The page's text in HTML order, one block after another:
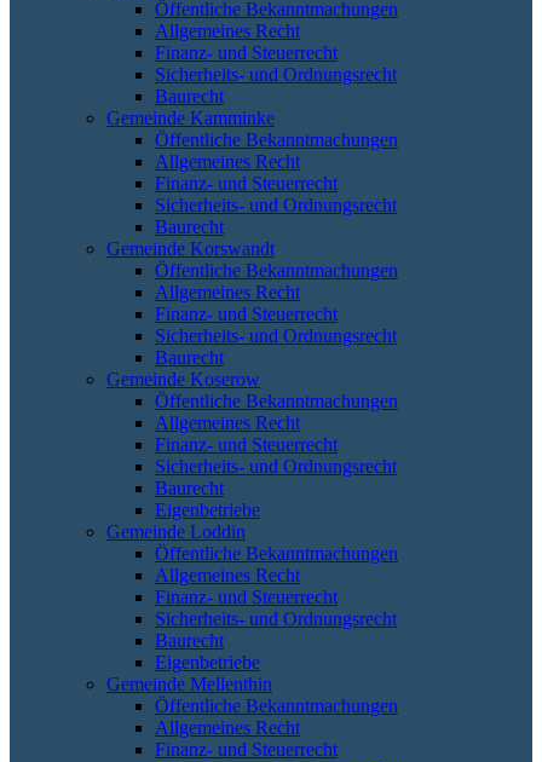
Öffentliche Bekanntmachungen
Allgemeines Recht
Finanz- und Steuerrecht
Sicherheits- und Ordnungsrecht
Baurecht
Gemeinde Kamminke
Öffentliche Bekanntmachungen
Allgemeines Recht
Finanz- und Steuerrecht
Sicherheits- und Ordnungsrecht
Baurecht
Gemeinde Korswandt
Öffentliche Bekanntmachungen
Allgemeines Recht
Finanz- und Steuerrecht
Sicherheits- und Ordnungsrecht
Baurecht
Gemeinde Koserow
Öffentliche Bekanntmachungen
Allgemeines Recht
Finanz- und Steuerrecht
Sicherheits- und Ordnungsrecht
Baurecht
Eigenbetriebe
Gemeinde Loddin
Öffentliche Bekanntmachungen
Allgemeines Recht
Finanz- und Steuerrecht
Sicherheits- und Ordnungsrecht
Baurecht
Eigenbetriebe
Gemeinde Mellenthin
Öffentliche Bekanntmachungen
Allgemeines Recht
Finanz- und Steuerrecht